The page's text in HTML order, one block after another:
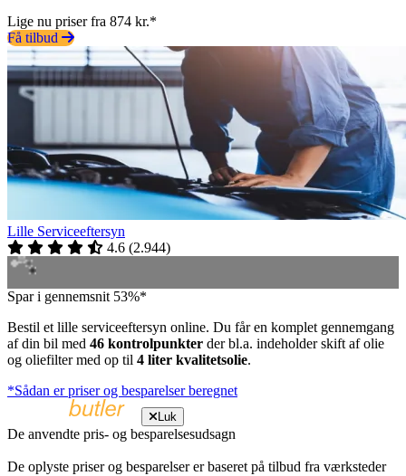
Lige nu priser fra 874 kr.*
Få tilbud
Lille Serviceeftersyn
4.6 (2.944)
Spar i gennemsnit 53%*
Bestil et lille serviceeftersyn online. Du får en komplet gennemgang
af din bil med 46 kontrolpunkter der bl.a. indeholder skift af olie
og oliefilter med op til 4 liter kvalitetsolie.
*Sådan er priser og besparelser beregnet
Luk
De anvendte pris- og besparelsesudsagn
De oplyste priser og besparelser er baseret på tilbud fra værksteder